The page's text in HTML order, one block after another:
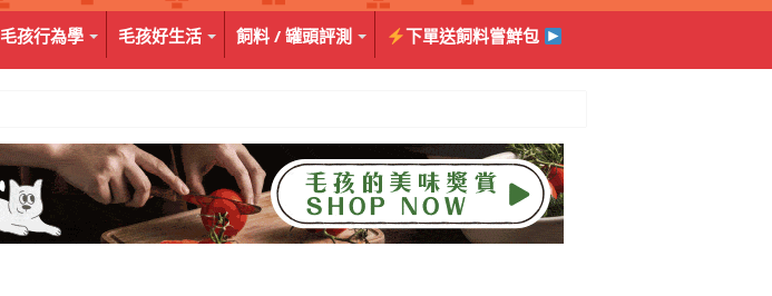
毛孩行為學 毛孩好生活 飼料 / 罐頭評測 下單送飼料嘗鮮包